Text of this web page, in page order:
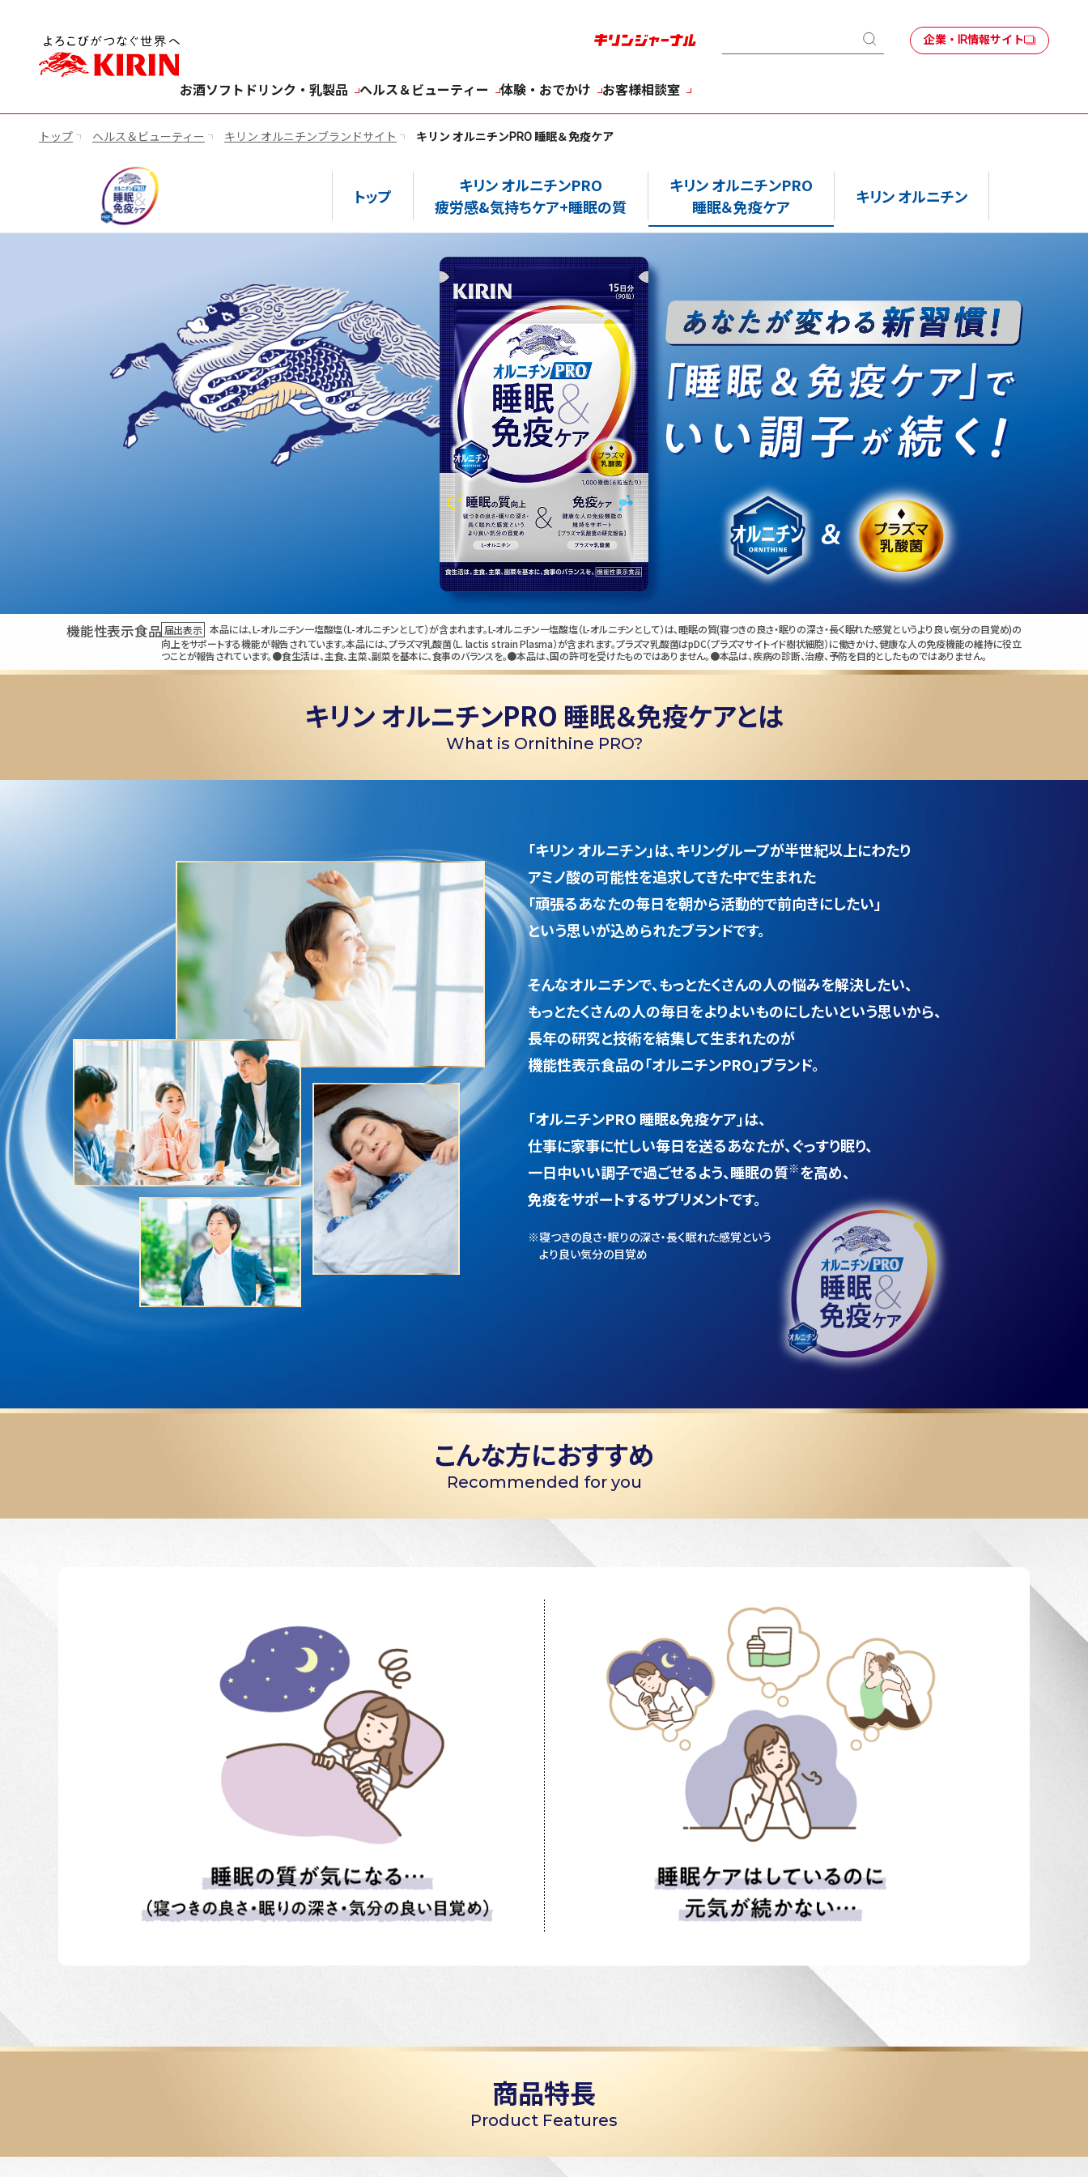
検
企業・IR情報サイト
お酒ソフトドリンク・乳製品 ヘルス＆ビューティー 体験・おでかけ お客様相談室
トップ ヘルス＆ビューティー キリン オルニチンブランドサイト キリン オルニチンPRO 睡眠＆免疫ケア
トップ
キリン オルニチンPRO
疲労感&気持ちケア+睡眠の質
キリン オルニチンPRO
睡眠＆免疫ケア
キリン オルニチン
機能性表示食品 届出表示 本品には、L-オルニチン一塩酸塩（L-オルニチンとして）が含まれます。L-オルニチン一塩酸塩（L-オルニチンとして）は、睡眠の質(寝つきの良さ・眠りの深さ・長く眠れた感覚というより良い気分の目覚め)の
向上をサポートする機能が報告されています。本品には、プラズマ乳酸菌（L. lactis strain Plasma）が含まれます。プラズマ乳酸菌はpDC（プラズマサイトイド樹状細胞）に働きかけ、健康な人の免疫機能の維持に役立
つことが報告されています。●食生活は、主食、主菜、副菜を基本に、食事のバランスを。●本品は、国の許可を受けたものではありません。●本品は、疾病の診断、治療、予防を目的としたものではありません。
キリン オルニチンPRO 睡眠＆免疫ケアとは
What is Ornithine PRO?
「キリン オルニチン」は、キリングループが半世紀以上にわたり
アミノ酸の可能性を追求してきた中で生まれた
「頑張るあなたの毎日を朝から活動的で前向きにしたい」
という思いが込められたブランドです。
そんなオルニチンで、もっとたくさんの人の悩みを解決したい、
もっとたくさんの人の毎日をよりよいものにしたいという思いから、
長年の研究と技術を結集して生まれたのが
機能性表示食品の「オルニチンPRO」ブランド。
「オルニチンPRO 睡眠&免疫ケア」は、
仕事に家事に忙しい毎日を送るあなたが、ぐっすり眠り、
一日中いい調子で過ごせるよう、睡眠の質※を高め、
免疫をサポートするサプリメントです。
※寝つきの良さ・眠りの深さ・長く眠れた感覚という
より良い気分の目覚め
こんな方におすすめ
Recommended for you
商品特長
Product Features